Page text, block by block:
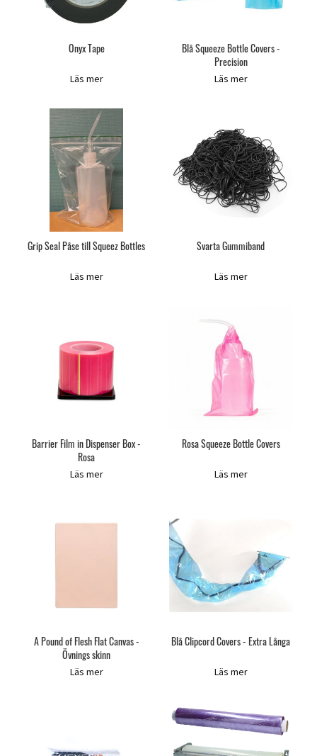
Onyx Tape
Läs mer
Blå Squeeze Bottle Covers -
Precision
Läs mer
Grip Seal Påse till Squeez Bottles
Läs mer
Svarta Gummiband
Läs mer
Barrier Film in Dispenser Box -
Rosa
Läs mer
Rosa Squeeze Bottle Covers
Läs mer
A Pound of Flesh Flat Canvas -
Övnings skinn
Läs mer
Blå Clipcord Covers - Extra Långa
Läs mer